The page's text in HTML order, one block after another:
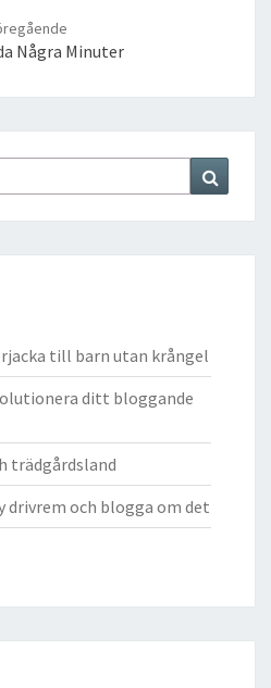
Några Minuter
till barn utan krångel
ditt bloggande
trädgårdsland
drivrem och blogga om det